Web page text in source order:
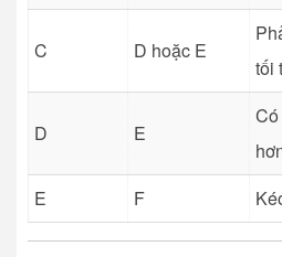
C D hoặc E
tối
D E
E
F